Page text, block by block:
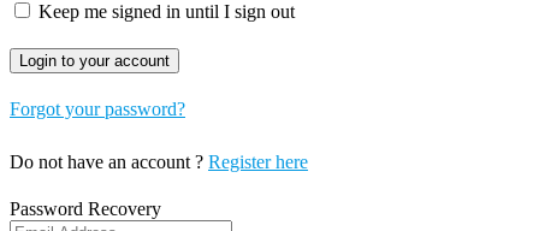
Keep me signed in until I sign out
Forgot your password?
Do not have an account ? Register here
Password Recovery